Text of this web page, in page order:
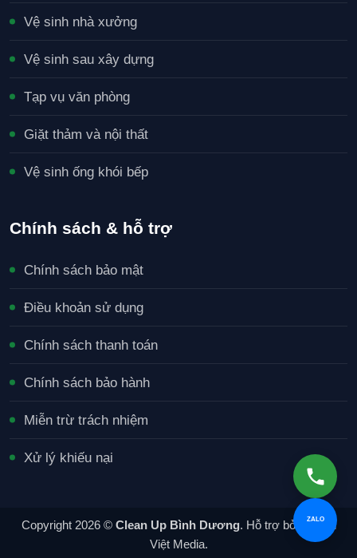
Vệ sinh nhà xưởng
Vệ sinh sau xây dựng
Tạp vụ văn phòng
Giặt thảm và nội thất
Vệ sinh ống khói bếp
Chính sách & hỗ trợ
Chính sách bảo mật
Điều khoản sử dụng
Chính sách thanh toán
Chính sách bảo hành
Miễn trừ trách nhiệm
Xử lý khiếu nại
Copyright 2026 © Clean Up Bình Dương. Hỗ trợ bởi Xuyên
Việt Media.
ZALO